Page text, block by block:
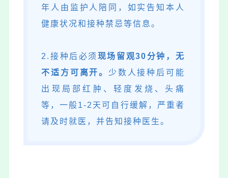
年人由监护人陪同，如实告知本人
健康状况和接种禁忌等信息。
2.接种后必须 现场留观30分钟，无
不适方可离开。 少数人接种后可能
出现局部红肿、轻度发烧、头痛
等，一般1-2天可自行缓解，严重者
请及时就医，并告知接种医生。